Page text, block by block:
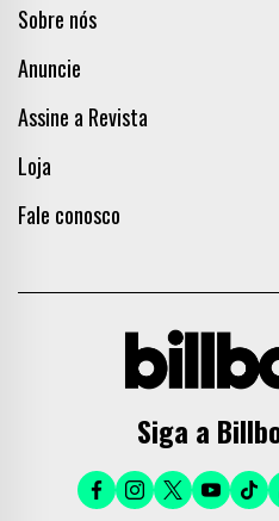
Sobre nós
Anuncie
Assine a Revista
Loja
Fale conosco
Siga a